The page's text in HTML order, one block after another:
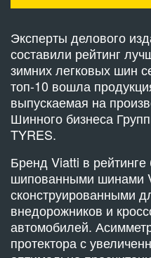
Эксперты делового
составили рейтинг
зимних легковых шин
топ-10 вошла
выпускаемая на
Шинного бизнеса
TYRES.
Бренд Viatti в
шипованными шинами
сконструированными
внедорожников и
автомобилей.
протектора с